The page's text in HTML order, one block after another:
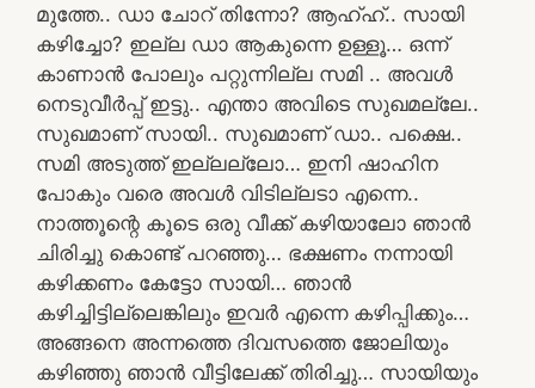
മുത്തേ.. ഡാ ചോറ് തിന്നോ? ആഹ്ഹ്.. സായി
കഴിച്ചോ? ഇല്ല ഡാ ആകുന്നെ ഉള്ളൂ… ഒന്ന്
കാണാൻ പോലും പറ്റുന്നില്ല സമി .. അവൾ
നെടുവീർപ്പ് ഇട്ടു.. എന്താ അവിടെ സുഖമല്ലേ..
സുഖമാണ് സായി.. സുഖമാണ് ഡാ.. പക്ഷെ..
സമി അടുത്ത് ഇല്ലല്ലോ… ഇനി ഷാഹിന
പോകും വരെ അവൾ വിടില്ലടാ എന്നെ..
നാത്തൂന്റെ കൂടെ ഒരു വീക്ക്‌ കഴിയാലോ ഞാൻ
ചിരിച്ചു കൊണ്ട് പറഞ്ഞു… ഭക്ഷണം നന്നായി
കഴിക്കണം കേട്ടോ സായി… ഞാൻ
കഴിച്ചിട്ടില്ലെങ്കിലും ഇവർ എന്നെ കഴിപ്പിക്കും…
അങ്ങനെ അന്നത്തെ ദിവസത്തെ ജോലിയും
കഴിഞ്ഞു ഞാൻ വീട്ടിലേക്ക് തിരിച്ചു… സായിയും